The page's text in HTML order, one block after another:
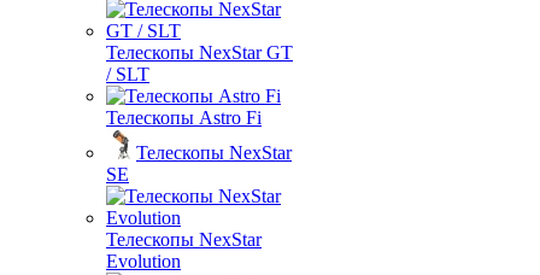
Телескопы NexStar GT
/ SLT
Телескопы Astro Fi
Телескопы NexStar
SE
Телескопы NexStar
Evolution